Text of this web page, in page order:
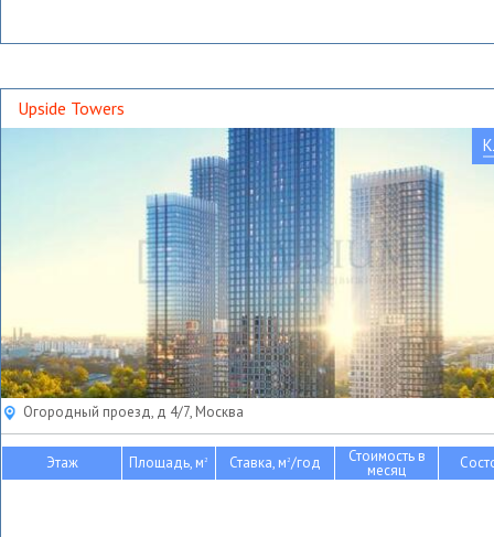
Upside Towers
Огородный проезд, д 4/7, Москва
Этаж Площадь, м2 Ставка, м2/год Стоимость в
месяц